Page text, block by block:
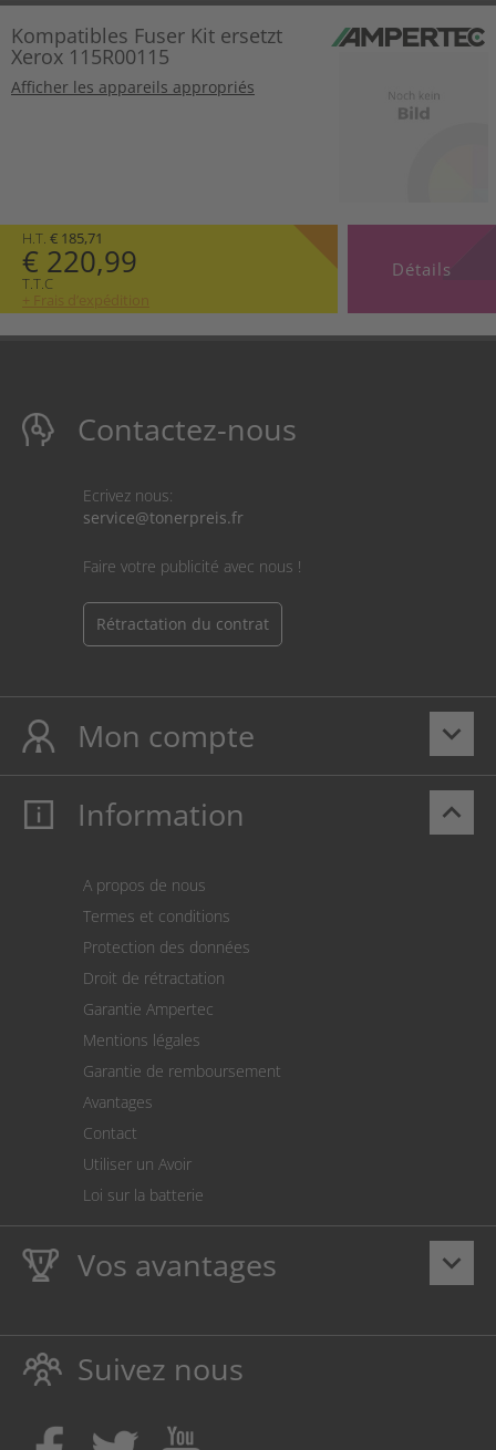
Kompatibles Fuser Kit ersetzt
Xerox 115R00115
Afficher les appareils appropriés
H.T. € 185,71
€ 220,99
T.T.C
+ Frais d’expédition
Détails
Contactez-nous
Ecrivez nous:
service@tonerpreis.fr
Faire votre publicité avec nous !
Rétractation du contrat
keyboard_arrow_down
Mon compte
Mon compte
Paiement
Le calculateur des frais de port
Paramètres des cookies
keyboard_arrow_up
Information
A propos de nous
Termes et conditions
Protection des données
Droit de rétractation
Garantie Ampertec
Mentions légales
Garantie de remboursement
Avantages
Contact
Utiliser un Avoir
Loi sur la batterie
keyboard_arrow_down
Vos avantages
LaAmpertec Garantie à viesur les encres et toners
protège également votre imprimante.
Suivez nous